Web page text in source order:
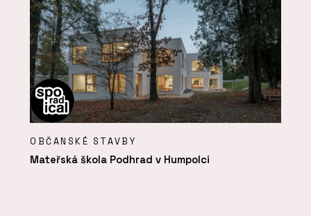
OBČANSKÉ STAVBY
Mateřská škola Podhrad v Humpolci